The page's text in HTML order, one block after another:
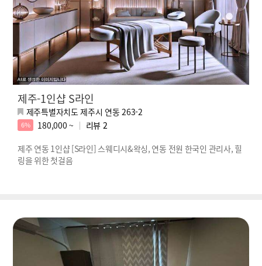
제주-1인샵 S라인
제주특별자치도 제주시 연동 263-2
6% 180,000 ~ 리뷰 2
제주 연동 1인샵 [S라인] 스웨디시&왁싱, 연동 전원 한국인 관리사, 힐
링을 위한 첫걸음